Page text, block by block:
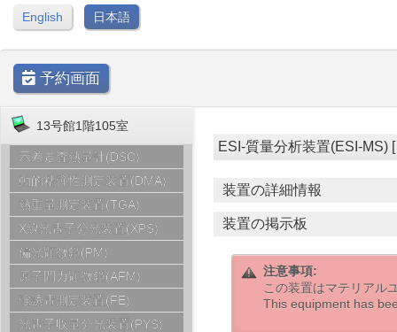
English 日本語
予約画面
13号館1階105室
示差走査熱量計(DSC)
動的粘弾性測定装置(DMA)
熱重量測定装置(TGA)
X線光電子分光装置(XPS)
偏光顕微鏡(PM)
原子間力顕微鏡(AFM)
強誘電測定装置(FE)
光電子収量分光装置(PYS)
ESI-質量分析装置(ESI-MS)
装置の詳細情報
装置の掲示板
注意事項:
この装置はマテリアル
This equipment has